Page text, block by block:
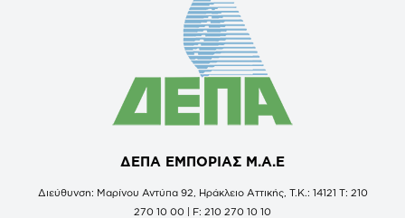
ΔΕΠΑ ΕΜΠΟΡΙΑΣ Μ.Α.Ε
Διεύθυνση: Μαρίνου Αντύπα 92, Ηράκλειο Αττικής, Τ.Κ.: 14121 Τ: 210
270 10 00 | F: 210 270 10 10